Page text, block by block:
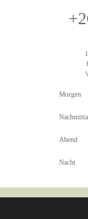
Morgen
Abend
Nacht